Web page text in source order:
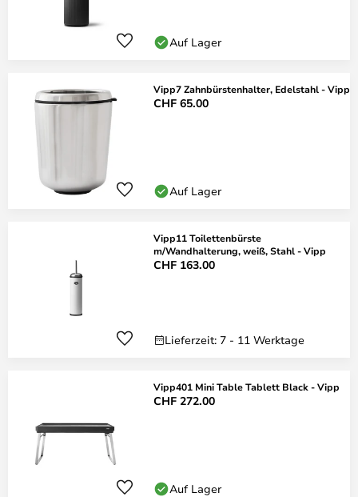
Auf Lager
Vipp7 Zahnbürstenhalter, Edelstahl - Vipp
CHF 65.00
Auf Lager
Vipp11 Toilettenbürste
m/Wandhalterung, weiß, Stahl - Vipp
CHF 163.00
Lieferzeit: 7 - 11 Werktage
Vipp401 Mini Table Tablett Black - Vipp
CHF 272.00
Auf Lager